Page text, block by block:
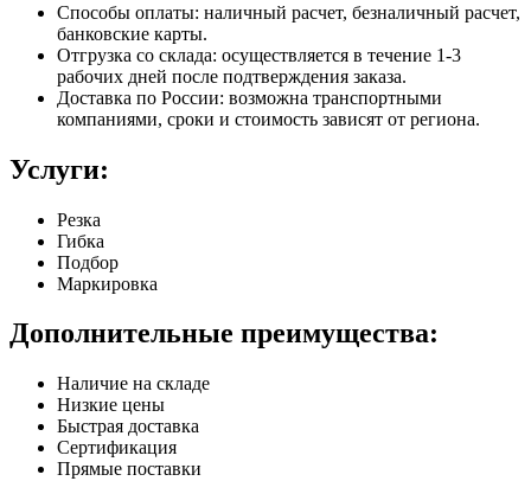
Способы оплаты: наличный расчет, безналичный расчет,
банковские карты.
Отгрузка со склада: осуществляется в течение 1-3
рабочих дней после подтверждения заказа.
Доставка по России: возможна транспортными
компаниями, сроки и стоимость зависят от региона.
Услуги:
Резка
Гибка
Подбор
Маркировка
Дополнительные преимущества:
Наличие на складе
Низкие цены
Быстрая доставка
Сертификация
Прямые поставки